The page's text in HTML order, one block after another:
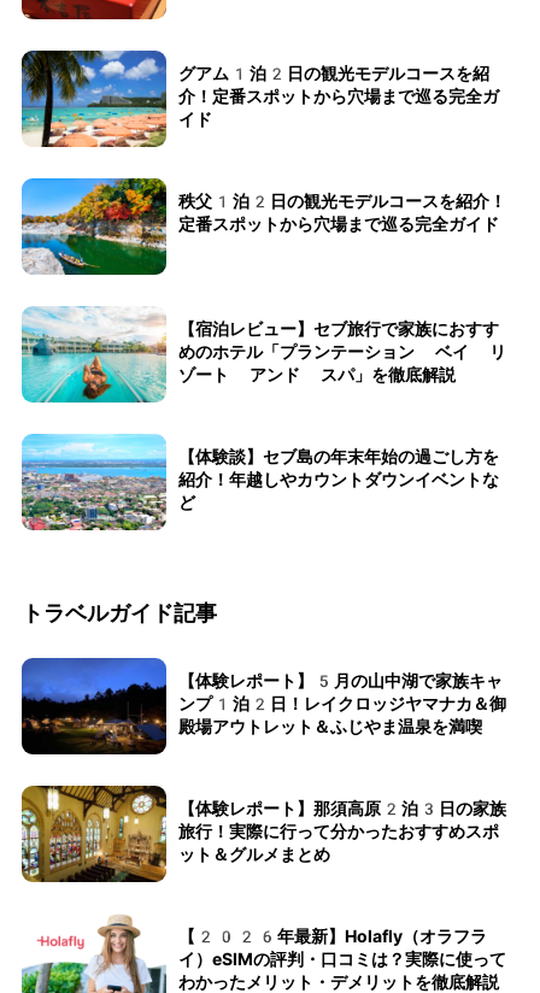
グアム1泊2日の観光モデルコースを紹
介！定番スポットから穴場まで巡る完全ガ
イド
秩父1泊2日の観光モデルコースを紹介！
定番スポットから穴場まで巡る完全ガイド
【宿泊レビュー】セブ旅行で家族におすす
めのホテル「プランテーション ベイ リ
ゾート アンド スパ」を徹底解説
【体験談】セブ島の年末年始の過ごし方を
紹介！年越しやカウントダウンイベントな
ど
トラベルガイド記事
【体験レポート】5月の山中湖で家族キャ
ンプ1泊2日！レイクロッジヤマナカ＆御
殿場アウトレット＆ふじやま温泉を満喫
【体験レポート】那須高原2泊3日の家族
旅行！実際に行って分かったおすすめスポ
ット＆グルメまとめ
【2026年最新】Holafly（オラフラ
イ）eSIMの評判・口コミは？実際に使って
わかったメリット・デメリットを徹底解説